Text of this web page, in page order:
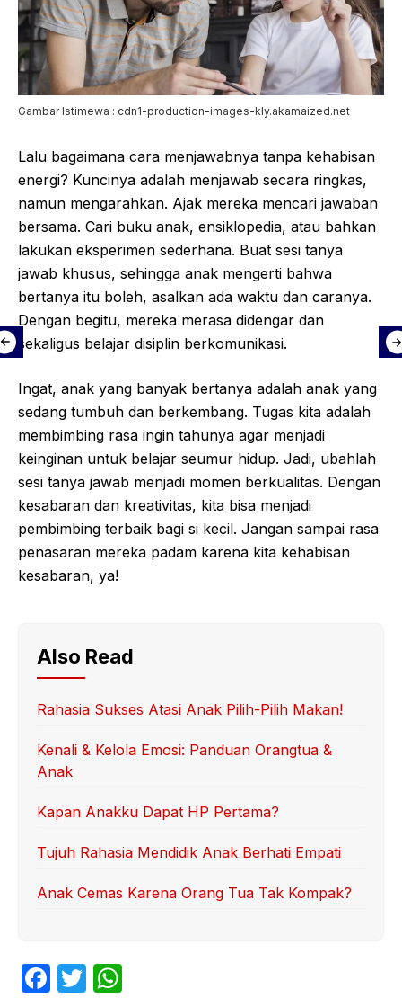
Gambar Istimewa : cdn1-production-images-kly.akamaized.net
Lalu bagaimana cara menjawabnya tanpa kehabisan
energi? Kuncinya adalah menjawab secara ringkas,
namun mengarahkan. Ajak mereka mencari jawaban
bersama. Cari buku anak, ensiklopedia, atau bahkan
lakukan eksperimen sederhana. Buat sesi tanya
jawab khusus, sehingga anak mengerti bahwa
bertanya itu boleh, asalkan ada waktu dan caranya.
Dengan begitu, mereka merasa didengar dan
sekaligus belajar disiplin berkomunikasi.
Ingat, anak yang banyak bertanya adalah anak yang
sedang tumbuh dan berkembang. Tugas kita adalah
membimbing rasa ingin tahunya agar menjadi
keinginan untuk belajar seumur hidup. Jadi, ubahlah
sesi tanya jawab menjadi momen berkualitas. Dengan
kesabaran dan kreativitas, kita bisa menjadi
pembimbing terbaik bagi si kecil. Jangan sampai rasa
penasaran mereka padam karena kita kehabisan
kesabaran, ya!
Also Read
Rahasia Sukses Atasi Anak Pilih-Pilih Makan!
Kenali & Kelola Emosi: Panduan Orangtua &
Anak
Kapan Anakku Dapat HP Pertama?
Tujuh Rahasia Mendidik Anak Berhati Empati
Anak Cemas Karena Orang Tua Tak Kompak?
F
T